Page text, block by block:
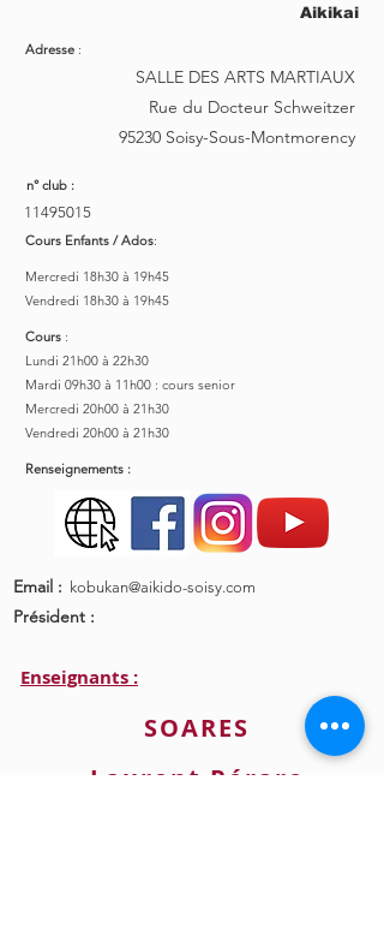
Aikikai
Adresse :
SALLE DES ARTS MARTIAUX
Rue du Docteur Schweitzer
95230 Soisy-Sous-Montmorency
n° club :
11495015
Cours Enfants / Ados:
Mercredi 18h30 à 19h45
Vendredi 18h30 à 19h45
Cours :
Lundi 21h00 à 22h30
Mardi 09h30 à 11h00 : cours senior
Mercredi 20h00 à 21h30
Vendredi 20h00 à 21h30
Renseignements :
Email : kobukan@aikido-soisy.com
Président :
Enseignants :
SOARES
Laurent Péraro